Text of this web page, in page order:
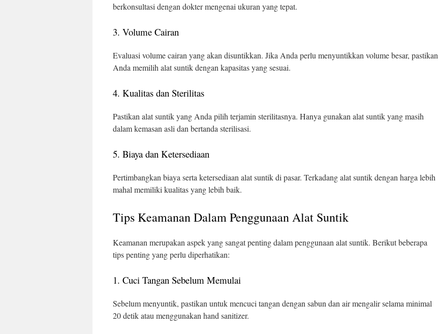
berkonsultasi dengan dokter mengenai ukuran yang tepat.
3. Volume Cairan
Evaluasi volume cairan yang akan disuntikkan. Jika Anda perlu menyuntikkan volume besar, pastikan
Anda memilih alat suntik dengan kapasitas yang sesuai.
4. Kualitas dan Sterilitas
Pastikan alat suntik yang Anda pilih terjamin sterilitasnya. Hanya gunakan alat suntik yang masih
dalam kemasan asli dan bertanda sterilisasi.
5. Biaya dan Ketersediaan
Pertimbangkan biaya serta ketersediaan alat suntik di pasar. Terkadang alat suntik dengan harga lebih
mahal memiliki kualitas yang lebih baik.
Tips Keamanan Dalam Penggunaan Alat Suntik
Keamanan merupakan aspek yang sangat penting dalam penggunaan alat suntik. Berikut beberapa
tips penting yang perlu diperhatikan:
1. Cuci Tangan Sebelum Memulai
Sebelum menyuntik, pastikan untuk mencuci tangan dengan sabun dan air mengalir selama minimal
20 detik atau menggunakan hand sanitizer.